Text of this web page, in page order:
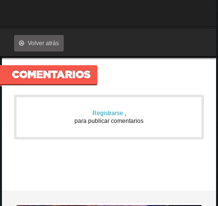
Volver atrás
COMENTARIOS
Registrarse ,
para publicar comentarios